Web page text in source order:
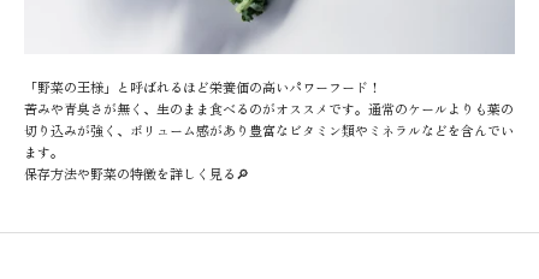
「野菜の王様」と呼ばれるほど栄養価の高いパワーフード！
苦みや青臭さが無く、生のまま食べるのがオススメです。通常のケールよりも葉の
切り込みが強く、ボリューム感があり豊富なビタミン類やミネラルなどを含んでい
ます。
保存方法や野菜の特徴を詳しく見る🔎